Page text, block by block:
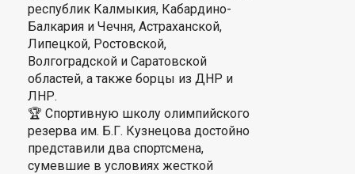
республик Калмыкия, Кабардино-
Балкария и Чечня, Астраханской,
Липецкой, Ростовской,
Волгоградской и Саратовской
областей, а также борцы из ДНР и
ЛНР.
🏆 Спортивную школу олимпийского
резерва им. Б.Г. Кузнецова достойно
представили два спортсмена,
сумевшие в условиях жесткой